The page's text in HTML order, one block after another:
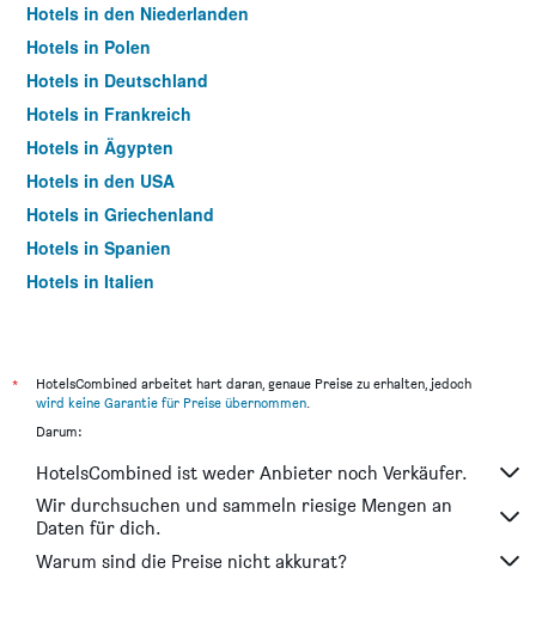
Hotels in den Niederlanden
Hotels in Polen
Hotels in Deutschland
Hotels in Frankreich
Hotels in Ägypten
Hotels in den USA
Hotels in Griechenland
Hotels in Spanien
Hotels in Italien
*
HotelsCombined arbeitet hart daran, genaue Preise zu erhalten, jedoch
wird keine Garantie für Preise übernommen.
Darum:
HotelsCombined ist weder Anbieter noch Verkäufer.
Wir durchsuchen und sammeln riesige Mengen an
Daten für dich.
Warum sind die Preise nicht akkurat?